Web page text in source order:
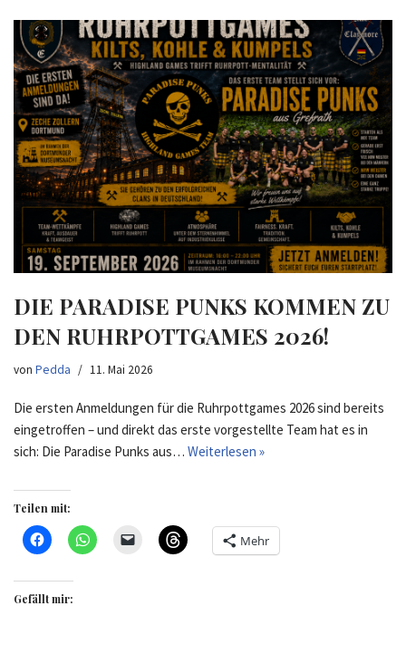
DIE PARADISE PUNKS KOMMEN ZU
DEN RUHRPOTTGAMES 2026!
von Pedda 11. Mai 2026
Die ersten Anmeldungen für die Ruhrpottgames 2026 sind bereits
eingetroffen – und direkt das erste vorgestellte Team hat es in
sich: Die Paradise Punks aus… Weiterlesen »
Teilen mit:
Mehr
Gefällt mir: